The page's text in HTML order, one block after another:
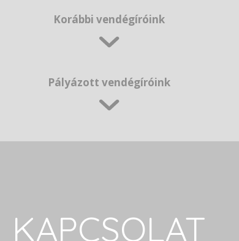
Korábbi vendégíróink
Pályázott vendégíróink
KAPCSOLAT